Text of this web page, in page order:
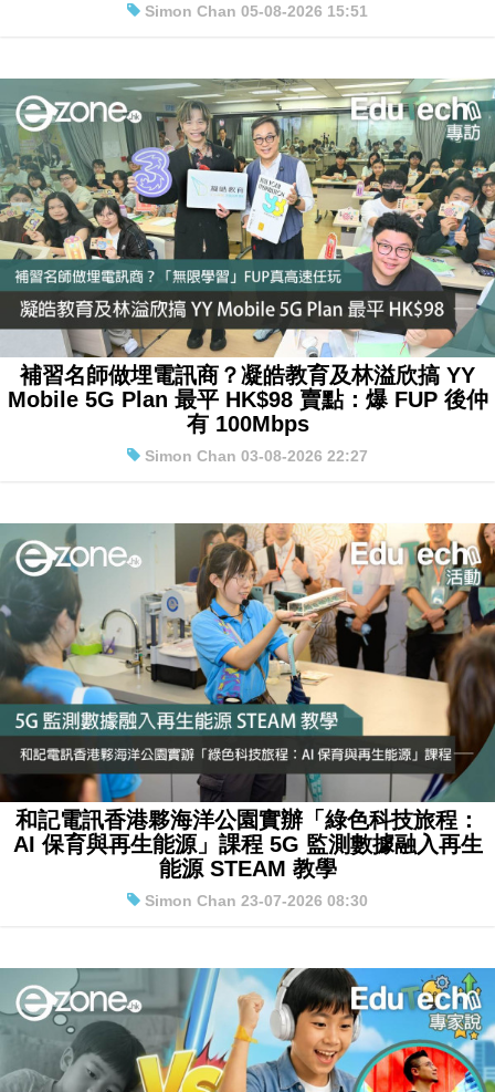
Simon Chan 05-08-2026 15:51
補習名師做埋電訊商？凝皓教育及林溢欣搞 YY
Mobile 5G Plan 最平 HK$98 賣點：爆 FUP 後仲
有 100Mbps
Simon Chan 03-08-2026 22:27
和記電訊香港夥海洋公園實辦「綠色科技旅程：
AI 保育與再生能源」課程 5G 監測數據融入再生
能源 STEAM 教學
Simon Chan 23-07-2026 08:30